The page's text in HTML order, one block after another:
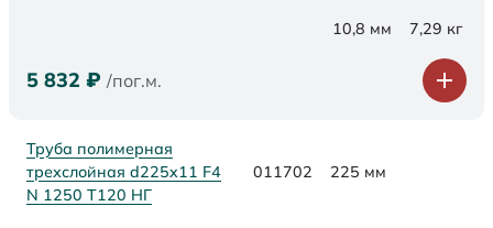
10,8 мм 7,29 кг
5 832 ₽ /пог.м.
Труба полимерная
трехслойная d225x11 F4
N 1250 Т120 НГ
011702 225 мм